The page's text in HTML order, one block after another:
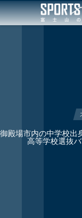
御殿場市内の中学校出
高等学校選抜